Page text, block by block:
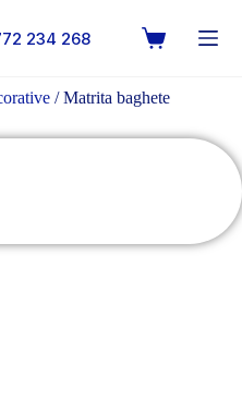
234 268
/ Matrita baghete